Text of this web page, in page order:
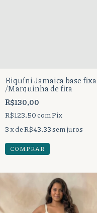
Biquíni Jamaica base fixa
/Marquinha de fita
R$130,00
R$123,50 comPix
3 x deR$43,33sem juros
COMPRAR